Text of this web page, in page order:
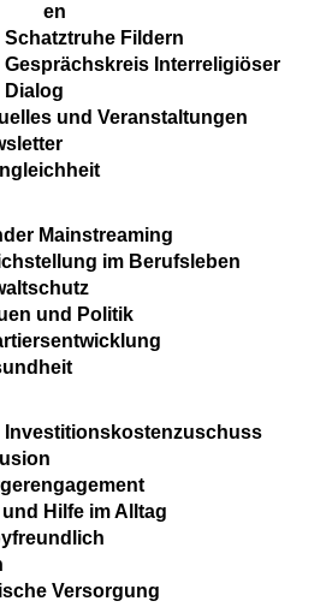
en
Schatztruhe Fildern
Gesprächskreis Interreligiöser
Dialog
und Veranstaltungen
Mainstreaming
im Berufsleben
und Politik
Investitionskostenzuschuss
und Hilfe im Alltag
Versorgung